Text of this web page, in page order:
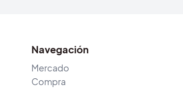
Navegación
Mercado
Compra